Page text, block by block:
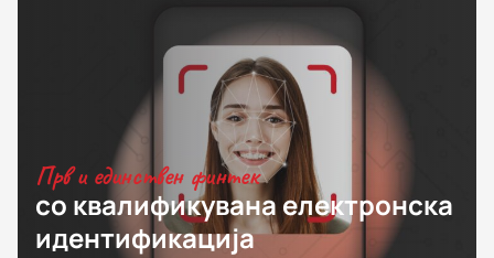
Прв и единствен финтек
со квалификувана електронска
идентификација